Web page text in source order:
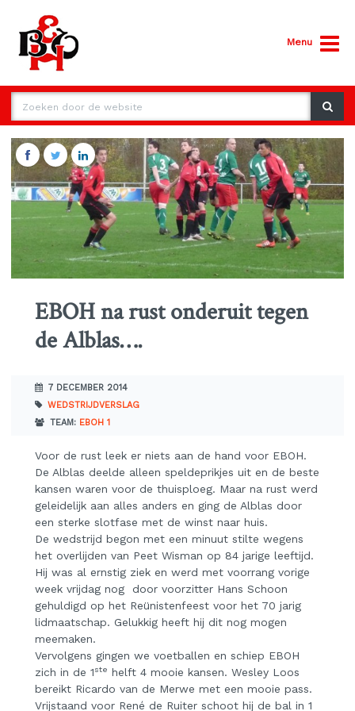
Menu
EBOH na rust onderuit tegen
de Alblas….
7 DECEMBER 2014
WEDSTRIJDVERSLAG
TEAM: EBOH 1
Voor de rust leek er niets aan de hand voor EBOH.
De Alblas deelde alleen speldeprikjes uit en de beste
kansen waren voor de thuisploeg. Maar na rust werd
geleidelijk aan alles anders en ging de Alblas door
een sterke slotfase met de winst naar huis.
De wedstrijd begon met een minuut stilte wegens
het overlijden van Peet Wisman op 84 jarige leeftijd.
Hij was al ernstig ziek en werd met voorrang vorige
week vrijdag nog door voorzitter Hans Schoon
gehuldigd op het Reünistenfeest voor het 70 jarig
lidmaatschap. Gelukkig heeft hij dit nog mogen
meemaken.
Vervolgens gingen we voetballen en schiep EBOH
zich in de 1ste helft 4 mooie kansen. Wesley Loos
bereikt Ricardo van de Merwe met een mooie pass.
Vrijstaand voor René de Ruiter schoot hij de bal in 1